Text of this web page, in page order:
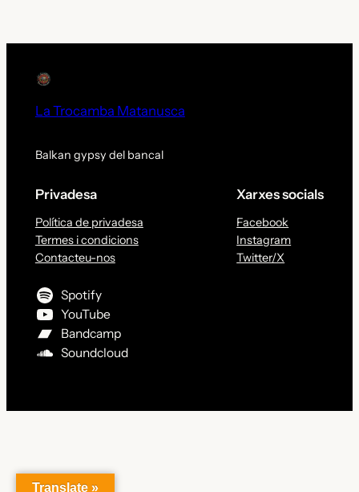
La Trocamba Matanusca
Balkan gypsy del bancal
Privadesa
Política de privadesa
Termes i condicions
Contacteu-nos
Xarxes socials
Facebook
Instagram
Twitter/X
Spotify
YouTube
Bandcamp
Soundcloud
Translate »